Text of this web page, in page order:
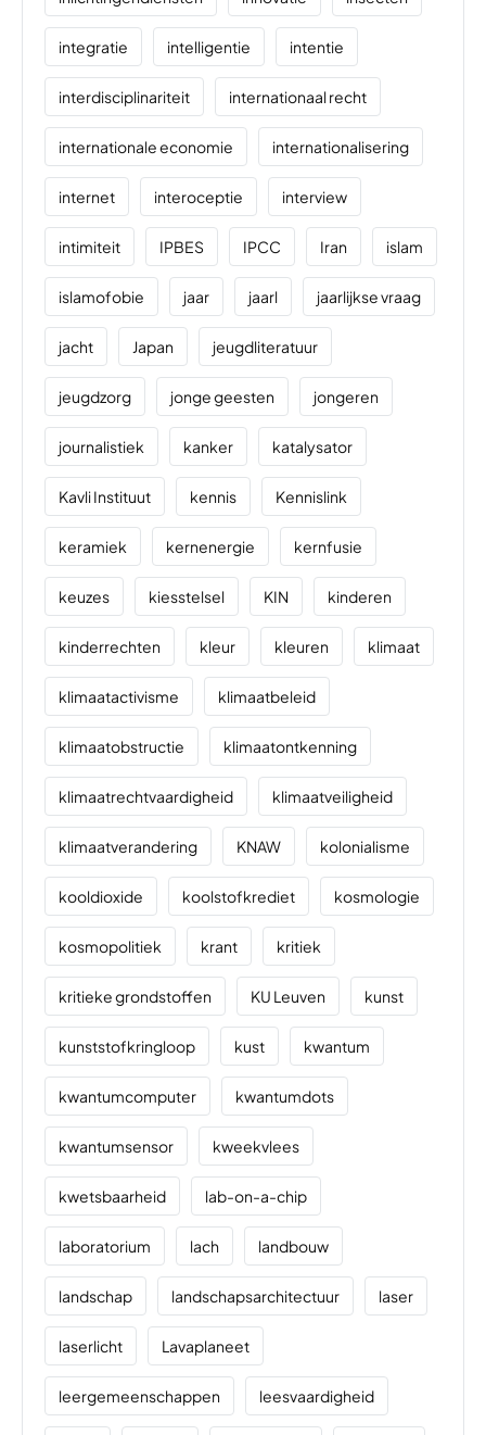
integratie intelligentie intentie
interdisciplinariteit internationaal recht
internationale economie internationalisering
internet interoceptie interview
intimiteit IPBES IPCC Iran islam
islamofobie jaar jaarl jaarlijkse vraag
jacht Japan jeugdliteratuur
jeugdzorg jonge geesten jongeren
journalistiek kanker katalysator
Kavli Instituut kennis Kennislink
keramiek kernenergie kernfusie
keuzes kiesstelsel KIN kinderen
kinderrechten kleur kleuren klimaat
klimaatactivisme klimaatbeleid
klimaatobstructie klimaatontkenning
klimaatrechtvaardigheid klimaatveiligheid
klimaatverandering KNAW kolonialisme
kooldioxide koolstofkrediet kosmologie
kosmopolitiek krant kritiek
kritieke grondstoffen KU Leuven kunst
kunststofkringloop kust kwantum
kwantumcomputer kwantumdots
kwantumsensor kweekvlees
kwetsbaarheid lab-on-a-chip
laboratorium lach landbouw
landschap landschapsarchitectuur laser
laserlicht Lavaplaneet
leergemeenschappen leesvaardigheid